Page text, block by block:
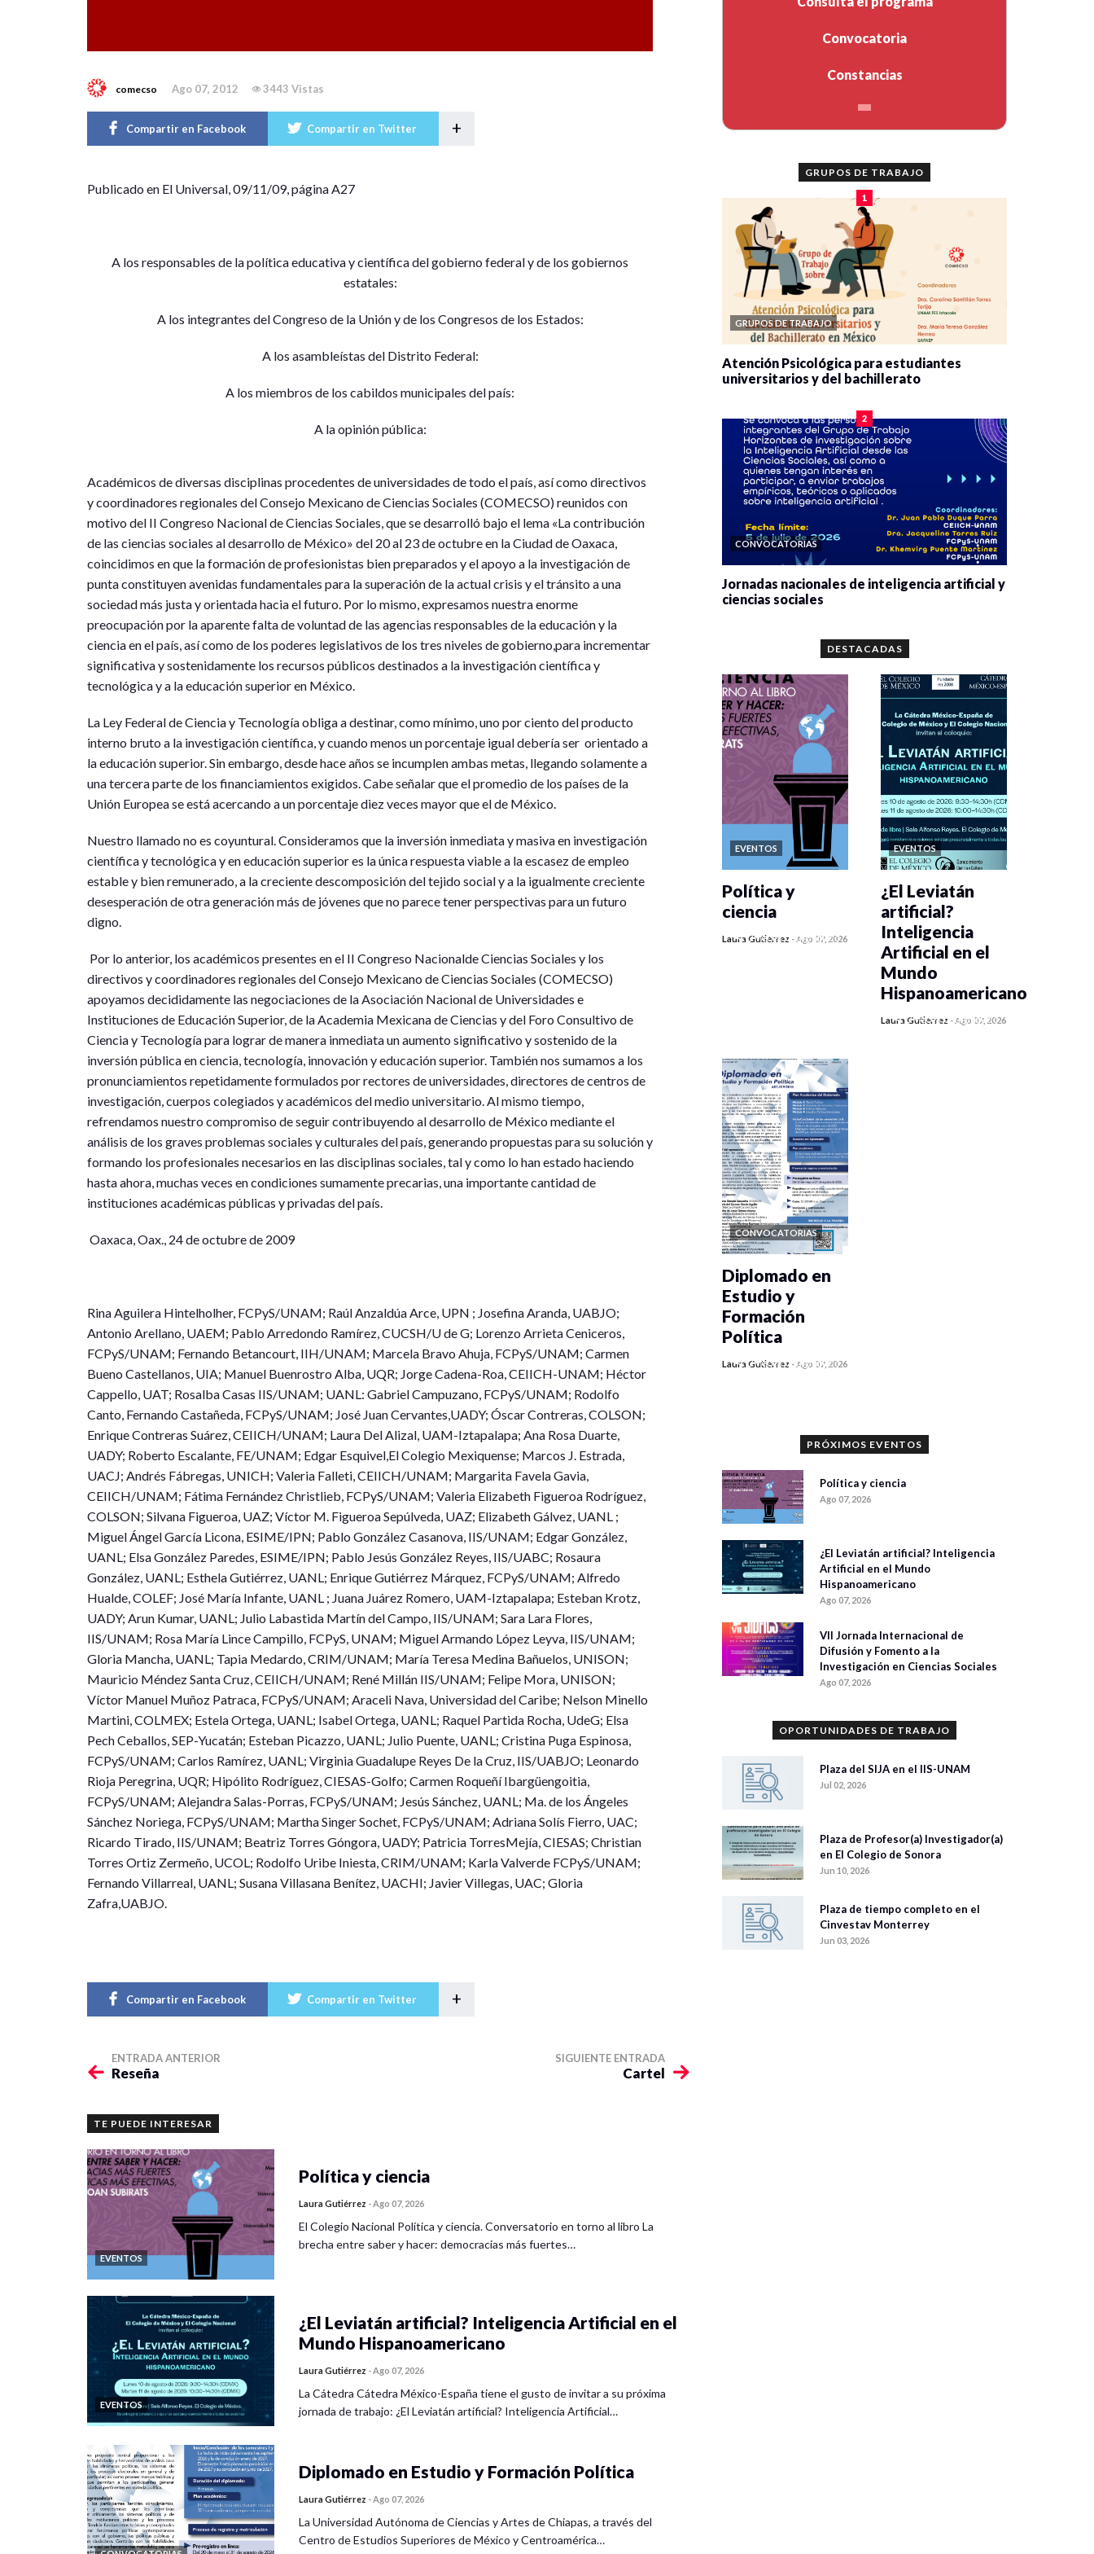
comecso Ago 07, 2012 3443 Vistas
Compartir en Facebook Compartir en Twitter +
Publicado en El Universal, 09/11/09, página A27
A los responsables de la política educativa y científica del gobierno federal y de los gobiernos
estatales:
A los integrantes del Congreso de la Unión y de los Congresos de los Estados:
A los asambleístas del Distrito Federal:
A los miembros de los cabildos municipales del país:
A la opinión pública:
Académicos de diversas disciplinas procedentes de universidades de todo el país, así como directivos
y coordinadores regionales del Consejo Mexicano de Ciencias Sociales (COMECSO) reunidos con
motivo del II Congreso Nacional de Ciencias Sociales, que se desarrolló bajo el lema «La contribución
de las ciencias sociales al desarrollo de México» del 20 al 23 de octubre en la Ciudad de Oaxaca,
coincidimos en que la formación de profesionistas bien preparados y el apoyo a la investigación de
punta constituyen avenidas fundamentales para la superación de la actual crisis y el tránsito a una
sociedad más justa y orientada hacia el futuro. Por lo mismo, expresamos nuestra enorme
preocupación por la aparente falta de voluntad de las agencias responsables de la educación y la
ciencia en el país, así como de los poderes legislativos de los tres niveles de gobierno,para incrementar
significativa y sostenidamente los recursos públicos destinados a la investigación científica y
tecnológica y a la educación superior en México.
La Ley Federal de Ciencia y Tecnología obliga a destinar, como mínimo, uno por ciento del producto
interno bruto a la investigación científica, y cuando menos un porcentaje igual debería ser orientado a
la educación superior. Sin embargo, desde hace años se incumplen ambas metas, llegando solamente a
una tercera parte de los financiamientos exigidos. Cabe señalar que el promedio de los países de la
Unión Europea se está acercando a un porcentaje diez veces mayor que el de México.
Nuestro llamado no es coyuntural. Consideramos que la inversión inmediata y masiva en investigación
científica y tecnológica y en educación superior es la única respuesta viable a la escasez de empleo
estable y bien remunerado, a la creciente descomposición del tejido social y a la igualmente creciente
desesperación de otra generación más de jóvenes que no parece tener perspectivas para un futuro
digno.
Por lo anterior, los académicos presentes en el II Congreso Nacionalde Ciencias Sociales y los
directivos y coordinadores regionales del Consejo Mexicano de Ciencias Sociales (COMECSO)
apoyamos decididamente las negociaciones de la Asociación Nacional de Universidades e
Instituciones de Educación Superior, de la Academia Mexicana de Ciencias y del Foro Consultivo de
Ciencia y Tecnología para lograr de manera inmediata un aumento significativo y sostenido de la
inversión pública en ciencia, tecnología, innovación y educación superior. También nos sumamos a los
pronunciamientos repetidamente formulados por rectores de universidades, directores de centros de
investigación, cuerpos colegiados y académicos del medio universitario. Al mismo tiempo,
refrendamos nuestro compromiso de seguir contribuyendo al desarrollo de México mediante el
análisis de los graves problemas sociales y culturales del país, generando propuestas para su solución y
formando los profesionales necesarios en las disciplinas sociales, tal y como lo han estado haciendo
hasta ahora, muchas veces en condiciones sumamente precarias, una importante cantidad de
instituciones académicas públicas y privadas del país.
Oaxaca, Oax., 24 de octubre de 2009
Rina Aguilera Hintelholher, FCPyS/UNAM; Raúl Anzaldúa Arce, UPN ; Josefina Aranda, UABJO;
Antonio Arellano, UAEM; Pablo Arredondo Ramírez, CUCSH/U de G; Lorenzo Arrieta Ceniceros,
FCPyS/UNAM; Fernando Betancourt, IIH/UNAM; Marcela Bravo Ahuja, FCPyS/UNAM; Carmen
Bueno Castellanos, UIA; Manuel Buenrostro Alba, UQR; Jorge Cadena-Roa, CEIICH-UNAM; Héctor
Cappello, UAT; Rosalba Casas IIS/UNAM; UANL: Gabriel Campuzano, FCPyS/UNAM; Rodolfo
Canto, Fernando Castañeda, FCPyS/UNAM; José Juan Cervantes,UADY; Óscar Contreras, COLSON;
Enrique Contreras Suárez, CEIICH/UNAM; Laura Del Alizal, UAM-Iztapalapa; Ana Rosa Duarte,
UADY; Roberto Escalante, FE/UNAM; Edgar Esquivel,El Colegio Mexiquense; Marcos J. Estrada,
UACJ; Andrés Fábregas, UNICH; Valeria Falleti, CEIICH/UNAM; Margarita Favela Gavia,
CEIICH/UNAM; Fátima Fernández Christlieb, FCPyS/UNAM; Valeria Elizabeth Figueroa Rodríguez,
COLSON; Silvana Figueroa, UAZ; Víctor M. Figueroa Sepúlveda, UAZ; Elizabeth Gálvez, UANL ;
Miguel Ángel García Licona, ESIME/IPN; Pablo González Casanova, IIS/UNAM; Edgar González,
UANL; Elsa González Paredes, ESIME/IPN; Pablo Jesús González Reyes, IIS/UABC; Rosaura
González, UANL; Esthela Gutiérrez, UANL; Enrique Gutiérrez Márquez, FCPyS/UNAM; Alfredo
Hualde, COLEF; José María Infante, UANL ; Juana Juárez Romero, UAM-Iztapalapa; Esteban Krotz,
UADY; Arun Kumar, UANL; Julio Labastida Martín del Campo, IIS/UNAM; Sara Lara Flores,
IIS/UNAM; Rosa María Lince Campillo, FCPyS, UNAM; Miguel Armando López Leyva, IIS/UNAM;
Gloria Mancha, UANL; Tapia Medardo, CRIM/UNAM; María Teresa Medina Bañuelos, UNISON;
Mauricio Méndez Santa Cruz, CEIICH/UNAM; René Millán IIS/UNAM; Felipe Mora, UNISON;
Víctor Manuel Muñoz Patraca, FCPyS/UNAM; Araceli Nava, Universidad del Caribe; Nelson Minello
Martini, COLMEX; Estela Ortega, UANL; Isabel Ortega, UANL; Raquel Partida Rocha, UdeG; Elsa
Pech Ceballos, SEP-Yucatán; Esteban Picazzo, UANL; Julio Puente, UANL; Cristina Puga Espinosa,
FCPyS/UNAM; Carlos Ramírez, UANL; Virginia Guadalupe Reyes De la Cruz, IIS/UABJO; Leonardo
Rioja Peregrina, UQR; Hipólito Rodríguez, CIESAS-Golfo; Carmen Roqueñí Ibargüengoitia,
FCPyS/UNAM; Alejandra Salas-Porras, FCPyS/UNAM; Jesús Sánchez, UANL; Ma. de los Ángeles
Sánchez Noriega, FCPyS/UNAM; Martha Singer Sochet, FCPyS/UNAM; Adriana Solís Fierro, UAC;
Ricardo Tirado, IIS/UNAM; Beatriz Torres Góngora, UADY; Patricia TorresMejía, CIESAS; Christian
Torres Ortiz Zermeño, UCOL; Rodolfo Uribe Iniesta, CRIM/UNAM; Karla Valverde FCPyS/UNAM;
Fernando Villarreal, UANL; Susana Villasana Benítez, UACHI; Javier Villegas, UAC; Gloria
Zafra,UABJO.
Compartir en Facebook Compartir en Twitter +
ENTRADA ANTERIOR
Reseña
SIGUIENTE ENTRADA
Cartel
TE PUEDE INTERESAR
EVENTOS
Política y ciencia
Laura Gutiérrez -Ago 07, 2026
El Colegio Nacional Política y ciencia. Conversatorio en torno al libro La
brecha entre saber y hacer: democracias más fuertes…
EVENTOS
¿El Leviatán artificial? Inteligencia Artificial en el
Mundo Hispanoamericano
Laura Gutiérrez -Ago 07, 2026
La Cátedra Cátedra México-España tiene el gusto de invitar a su próxima
jornada de trabajo: ¿El Leviatán artificial? Inteligencia Artificial…
Diplomado en Estudio y Formación Política
Laura Gutiérrez -Ago 07, 2026
La Universidad Autónoma de Ciencias y Artes de Chiapas, a través del
Centro de Estudios Superiores de México y Centroamérica…
Convocatoria
Constancias
GRUPOS DE TRABAJO
1
GRUPOS DE TRABAJO
Atención Psicológica para estudiantes
universitarios y del bachillerato
2
CONVOCATORIAS
Jornadas nacionales de inteligencia artificial y
ciencias sociales
DESTACADAS
EVENTOS
0 veces compartido
Política y
ciencia
Laura Gutiérrez -Ago 07, 2026
EVENTOS
0 veces compartido
¿El Leviatán
artificial?
Inteligencia
Artificial en el
Mundo
Hispanoamericano
Laura Gutiérrez -Ago 07, 2026
CONVOCATORIAS
0 veces compartido
Diplomado en
Estudio y
Formación
Política
Laura Gutiérrez -Ago 07, 2026
PRÓXIMOS EVENTOS
Política y ciencia
Ago 07, 2026
¿El Leviatán artificial? Inteligencia
Artificial en el Mundo
Hispanoamericano
Ago 07, 2026
VII Jornada Internacional de
Difusión y Fomento a la
Investigación en Ciencias Sociales
Ago 07, 2026
OPORTUNIDADES DE TRABAJO
Plaza del SIJA en el IIS-UNAM
Jul 02, 2026
Plaza de Profesor(a) Investigador(a)
en El Colegio de Sonora
Jun 10, 2026
Plaza de tiempo completo en el
Cinvestav Monterrey
Jun 03, 2026